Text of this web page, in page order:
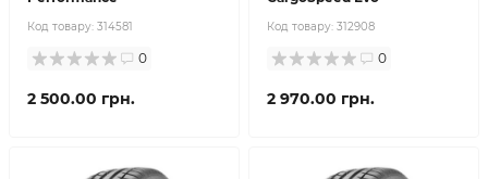
Код товару: 314581
0
2 500.00 грн.
Код товару: 312908
0
2 970.00 грн.